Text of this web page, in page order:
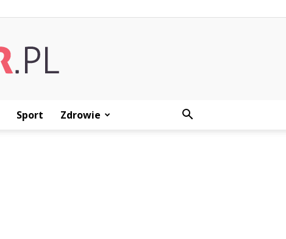
Sport Zdrowie